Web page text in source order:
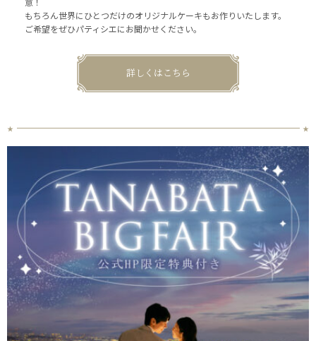
意！
もちろん世界にひとつだけのオリジナルケーキもお作りいたします。
ご希望をぜひパティシエにお聞かせください。
詳しくはこちら